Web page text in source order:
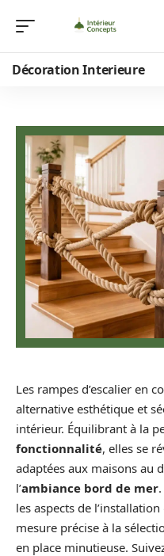
Décoration Interieure
Les rampes d’escalier en
alternative esthétique et
intérieur. Équilibrant à la
fonctionnalité, elles se
adaptées aux maisons au
l’ambiance bord de mer
les aspects de
mesure précise à la
en place minutieuse.